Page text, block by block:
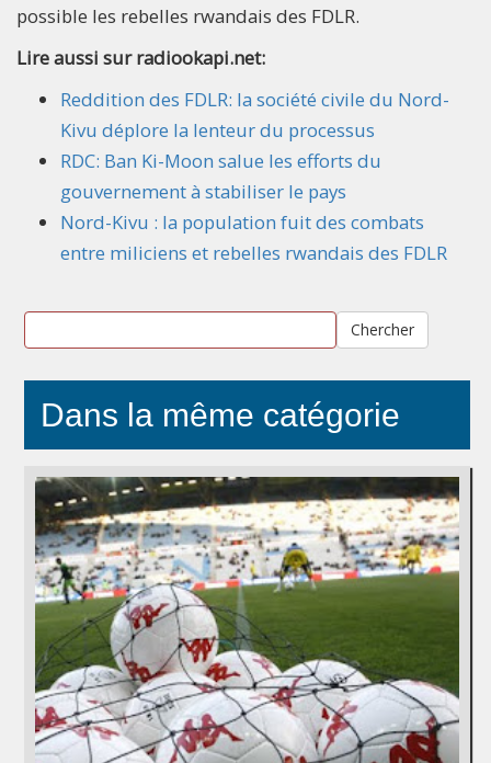
possible les rebelles rwandais des FDLR.
Lire aussi sur radiookapi.net:
Reddition des FDLR: la société civile du Nord-
Kivu déplore la lenteur du processus
RDC: Ban Ki-Moon salue les efforts du
gouvernement à stabiliser le pays
Nord-Kivu : la population fuit des combats
entre miliciens et rebelles rwandais des FDLR
Chercher
Dans la même catégorie